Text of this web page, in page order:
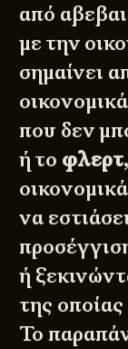
από
με την
σημαίνει
που δεν
ή το φλερτ
να
ή
της
Το